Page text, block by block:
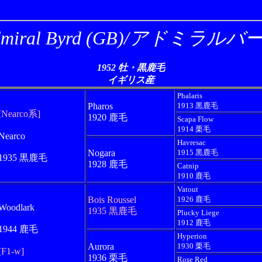
Byrd (GB)/アドミラルバ
1952 牡・黒鹿毛
イギリス産
系]
黒鹿毛
Pharos
1920 鹿毛
Phalaris
1913 黒鹿毛
Scapa Flow
1914 栗毛
Nogara
1928 鹿毛
Havresac
1915 黒鹿毛
Catnip
1910 鹿毛
鹿毛
w]
Bois Roussel
1935 黒鹿毛
Vatout
1926 鹿毛
Plucky Liege
1912 鹿毛
Aurora
1936 栗毛
Hyperion
1930 栗毛
Rose Red